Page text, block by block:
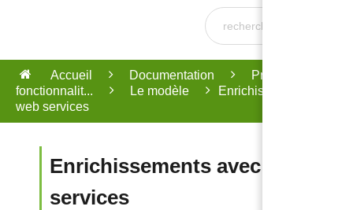
Accueil Documentation
Principales
fonctionnalit...
Le modèle
Enrichissements avec
web services
Enrichissements avec les web
services